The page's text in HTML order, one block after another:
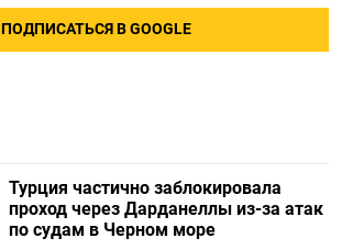
ПОДПИСАТЬСЯ В GOOGLE
Турция частично заблокировала
проход через Дарданеллы из-за атак
по судам в Черном море